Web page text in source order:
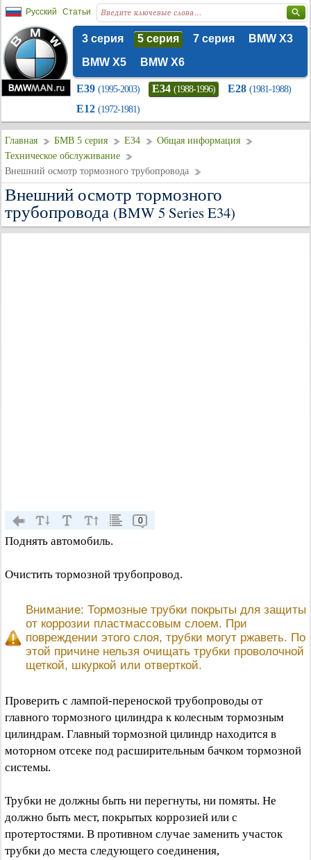
Русский Статьи
3 серия 5 серия 7 серия
BMW X3
BMW X5
BMW X6
E39 (1995-2003) E34 (1988-1996) E28 (1981-1988)
E12 (1972-1981)
Главная БМВ 5 серия E34
Общая информация
Техническое обслуживание
Внешний осмотр тормозного трубопровода
Внешний осмотр тормозного
трубопровода (BMW 5 Series E34)
0
Поднять автомобиль.
Очистить тормозной трубопровод.
Внимание: Тормозные трубки покрыты для защиты
от коррозии пластмассовым слоем. При
повреждении этого слоя, трубки могут ржаветь. По
этой причине нельзя очищать трубки проволочной
щеткой, шкуркой или отверткой.
Проверить с лампой-переноской трубопроводы от
главного тормозного цилиндра к колесным тормозным
цилиндрам. Главный тормозной цилиндр находится в
моторном отсеке под расширительным бачком тормозной
системы.
Трубки не должны быть ни перегнуты, ни помяты. Не
должно быть мест, покрытых коррозией или с
протертостями. В противном случае заменить участок
трубки до места следующего соединения,